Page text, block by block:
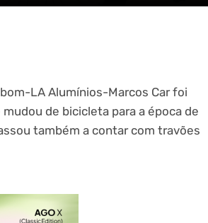
LA Alumínios-Marcos Car foi
de bicicleta para a época de
também a contar com travões